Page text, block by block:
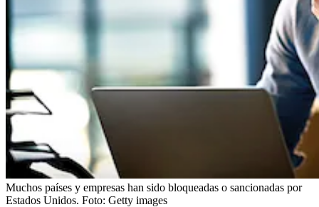
Muchos países y empresas han sido bloqueadas o sancionadas por
Estados Unidos. Foto: Getty images